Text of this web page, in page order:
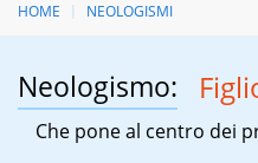
HOME NEOLOGISMI
Neologismo:
Che pone al centro dei